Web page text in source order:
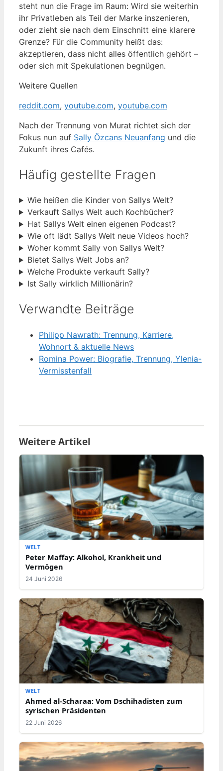
steht nun die Frage im Raum: Wird sie weiterhin
ihr Privatleben als Teil der Marke inszenieren,
oder zieht sie nach dem Einschnitt eine klarere
Grenze? Für die Community heißt das:
akzeptieren, dass nicht alles öffentlich gehört –
oder sich mit Spekulationen begnügen.
Weitere Quellen
reddit.com, youtube.com, youtube.com
Nach der Trennung von Murat richtet sich der
Fokus nun auf Sally Özcans Neuanfang und die
Zukunft ihres Cafés.
Häufig gestellte Fragen
Wie heißen die Kinder von Sallys Welt?
Verkauft Sallys Welt auch Kochbücher?
Hat Sallys Welt einen eigenen Podcast?
Wie oft lädt Sallys Welt neue Videos hoch?
Woher kommt Sally von Sallys Welt?
Bietet Sallys Welt Jobs an?
Welche Produkte verkauft Sally?
Ist Sally wirklich Millionärin?
Verwandte Beiträge
Philipp Nawrath: Trennung, Karriere,
Wohnort & aktuelle News
Romina Power: Biografie, Trennung, Ylenia-
Vermisstenfall
Weitere Artikel
WELT
Peter Maffay: Alkohol, Krankheit und
Vermögen
24 Juni 2026
WELT
Ahmed al-Scharaa: Vom Dschihadisten zum
syrischen Präsidenten
22 Juni 2026